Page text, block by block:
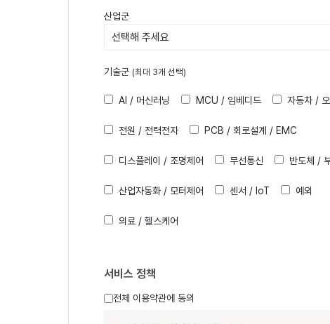
산업군
기술군 (최대 3개 선택)
AI / 머신러닝 MCU / 임베디드 자동차 /
전원 / 전력전자 PCB / 회로설계 / EMC
디스플레이 / 조명제어 무선통신 반도체 /
산업자동화 / 모터제어 센서 / IoT 예외
의료 / 헬스케어
서비스 정책
전체 이용약관에 동의